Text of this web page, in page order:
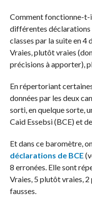
Comment fonctionne-t-il
différentes déclarations
classes par la suite en
Vraies, plutôt vraies
précisions à apporter),
En répertoriant
données par les deux
sorti, en quelque sorte,
Caid Essebsi (BCE) et
Et dans ce baromètre,
déclarations de BCE
8 erronées. Elle sont
Vraies, 5 plutôt vraies,
fausses.